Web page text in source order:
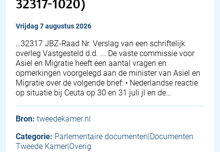
vrijdag 7 augustus 2026
… 32317 JBZ-Raad Nr. Verslag van een schriftelijk
overleg Vastgesteld d.d. ... De vaste commissie voor
Asiel en Migratie heeft een aantal vragen en
opmerkingen voorgelegd aan de minister van Asiel en
Migratie over de volgende brief: • Nederlandse reactie
op situatie bij Ceuta op 30 en 31 juli jl en de…
Bron: tweedekamer.nl
Categorie: Parlementaire documenten|Documenten
Tweede Kamer|Overig